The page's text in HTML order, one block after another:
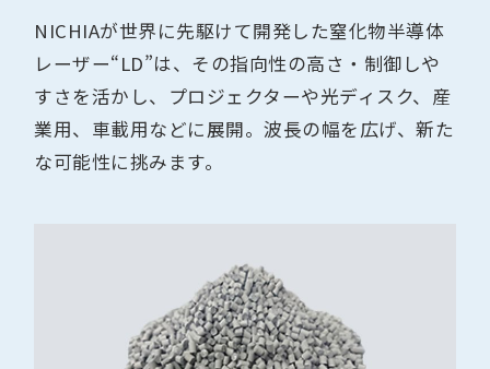
NICHIAが世界に先駆けて開発した窒化物半導体
レーザー“LD”は、その指向性の高さ・制御しや
すさを活かし、プロジェクターや光ディスク、産
業用、車載用などに展開。波⻑の幅を広げ、新た
な可能性に挑みます。